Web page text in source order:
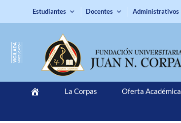
Estudiantes Docentes Administrativos
La Corpas Oferta Académica